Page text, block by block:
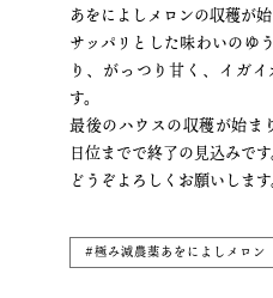
あをによしメロンの収穫が始
サッパリとした味わいのゆ
り、がっつり甘く、イガ
す。
最後のハウスの収穫が始ま
日位までで終了の見込みです
どうぞよろしくお願いします
#極み減農薬あをによしメロン